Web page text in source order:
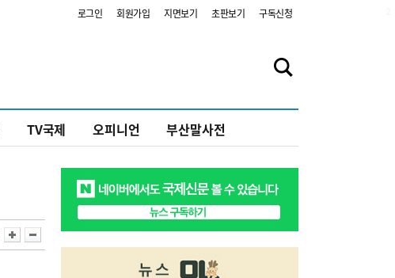
로그인 회원가입 지면보기 초판보기 구독신청
TV국제 오피니언 부산말사전